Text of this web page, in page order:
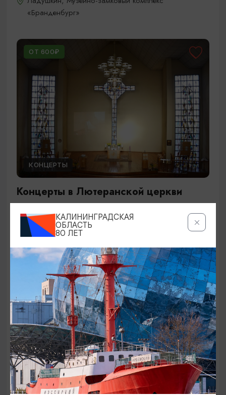
«Бранденбург»
ОТ 600₽
КОНЦЕРТЫ
Концерты в Лютеранской церкви
19.07.2026 - 19.08.2026, 19:00
Калининград, Евангелическо-лютеранская церковь
«Воскресения»
ОТ 250₽
ДЕТЯМ
КАЛИНИНГРАДСКАЯ
ОБЛАСТЬ
80 ЛЕТ